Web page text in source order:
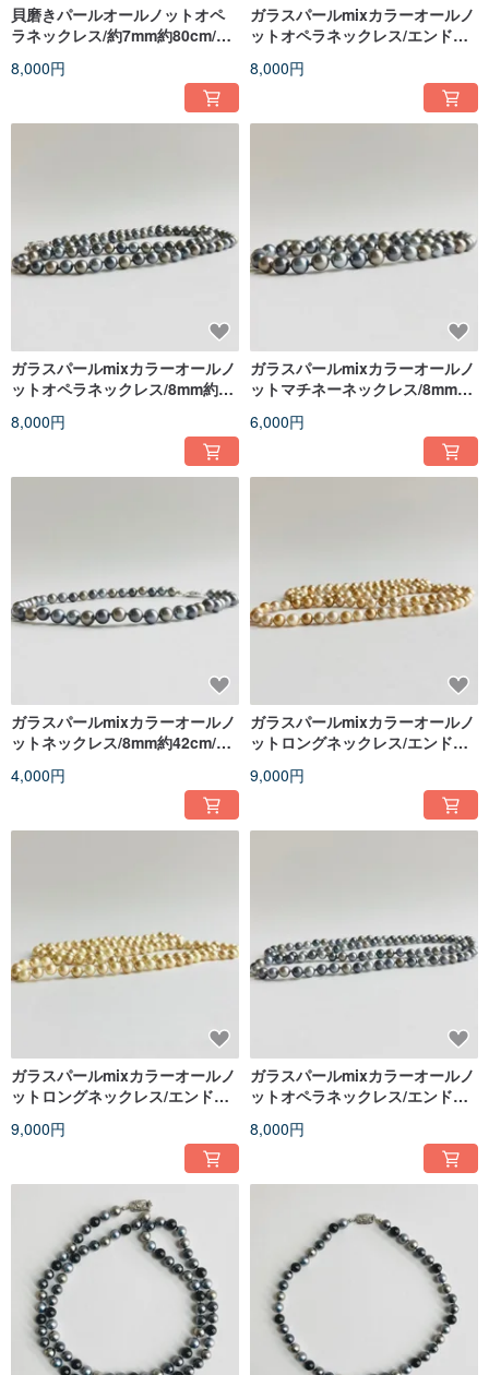
貝磨きパールオールノットオペ
ラネックレス/約7mm約80cm/磨
8,000円
ガラスパールmixカラーオールノ
ットオペラネックレス/エンドレ
mix/made in japan
8,000円
ガラスパールmixカラーオールノ
ットオペラネックレス/8mm約
8,000円
ガラスパールmixカラーオールノ
ットマチネーネックレス/8mm約
6,000円
ガラスパールmixカラーオールノ
ットネックレス/8mm約42cm/グ
4,000円
ガラスパールmixカラーオールノ
ットロングネックレス/エンドレ
mix/made in japan
9,000円
ガラスパールmixカラーオールノ
ットロングネックレス/エンドレ
mix/made in japan
9,000円
ガラスパールmixカラーオールノ
ットオペラネックレス/エンドレ
mix/made in japan
8,000円